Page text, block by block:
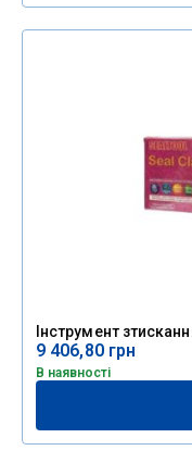
Інструмент
9 406,80 грн
В наявності